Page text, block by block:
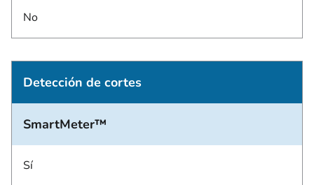
No
Detección de cortes
SmartMeter™
Sí